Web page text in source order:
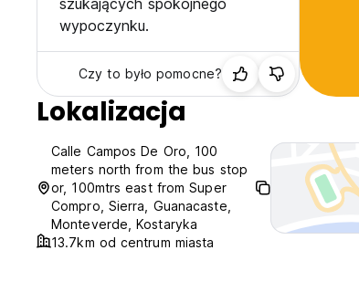
szukających spokojnego
wypoczynku.
Czy to było pomocne?
Lokalizacja
Calle Campos De Oro, 100
meters north from the bus stop
or, 100mtrs east from Super
Compro, Sierra, Guanacaste,
Monteverde, Kostaryka
13.7km od centrum miasta